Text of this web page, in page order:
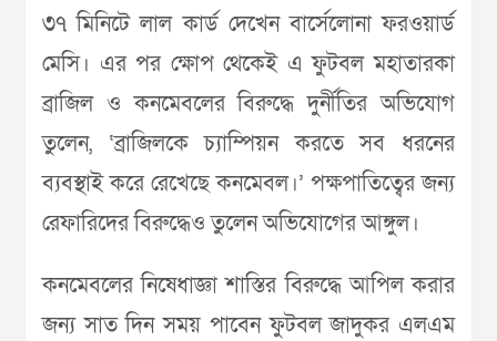
৩৭ মিনিটে লাল কার্ড দেখেন বার্সেলোনা ফরওয়ার্ড
মেসি। এর পর ক্ষোপ থেকেই এ ফুটবল মহাতারকা
ব্রাজিল ও কনমেবলের বিরুদ্ধে দুর্নীতির অভিযোগ
তুলেন, ‘ব্রাজিলকে চ্যাম্পিয়ন করতে সব ধরনের
ব্যবস্থাই করে রেখেছে কনমেবল।’ পক্ষপাতিত্বের জন্য
রেফারিদের বিরুদ্ধেও তুলেন অভিযোগের আঙ্গুল।
কনমেবলের নিষেধাজ্ঞা শাস্তির বিরুদ্ধে আপিল করার
জন্য সাত দিন সময় পাবেন ফুটবল জাদুকর এলএম